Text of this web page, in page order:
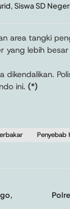
Siswa SD
area tangki
lebih
ini. (*)
Penyebab